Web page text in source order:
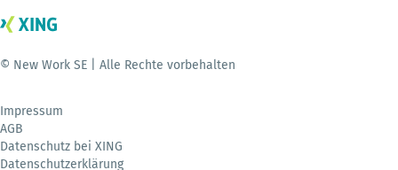
© New Work SE | Alle Rechte vorbehalten
Impressum
AGB
Datenschutz bei XING
Datenschutzerklärung